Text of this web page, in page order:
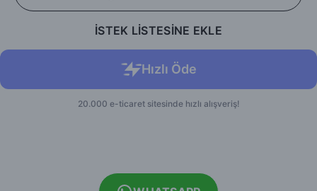
İSTEK LİSTESİNE EKLE